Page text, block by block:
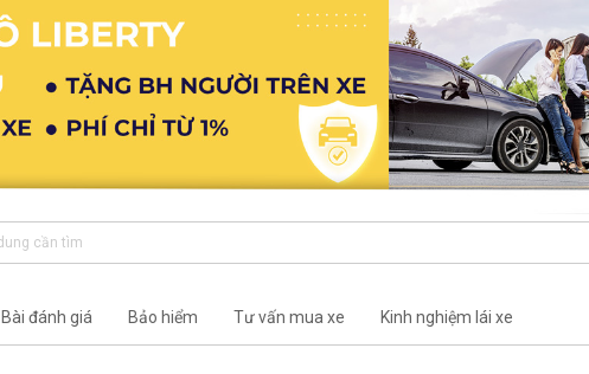
Bài đánh giá Bảo hiểm Tư vấn mua xe Kinh nghiệm lái xe